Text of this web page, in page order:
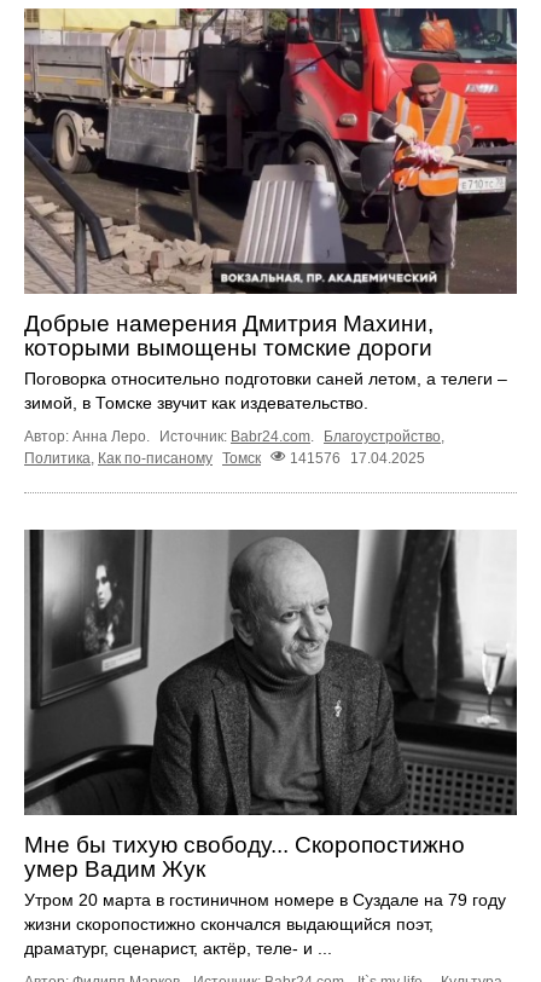
Добрые намерения Дмитрия Махини,
которыми вымощены томские дороги
Поговорка относительно подготовки саней летом, а телеги –
зимой, в Томске звучит как издевательство.
Автор: Анна Леро. Источник: Babr24.com. Благоустройство,
Политика Как по-писаному Томск 141576 17.04.2025
Мне бы тихую свободу... Скоропостижно
умер Вадим Жук
Утром 20 марта в гостиничном номере в Суздале на 79 году
жизни скоропостижно скончался выдающийся поэт,
драматург, сценарист, актёр, теле- и ...